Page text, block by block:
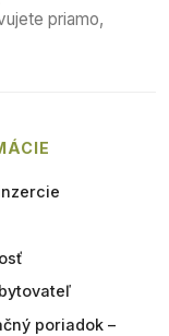
priamo,
poriadok –